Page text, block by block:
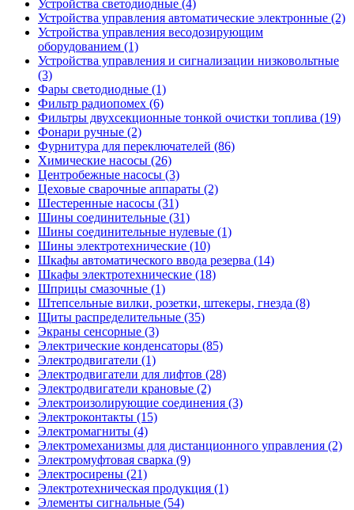
Устройства светодиодные (4)
Устройства управления автоматические электронные (2)
Устройства управления весодозирующим
оборудованием (1)
Устройства управления и сигнализации низковольтные
(3)
Фары светодиодные (1)
Фильтр радиопомех (6)
Фильтры двухсекционные тонкой очистки топлива (19)
Фонари ручные (2)
Фурнитура для переключателей (86)
Химические насосы (26)
Центробежные насосы (3)
Цеховые сварочные аппараты (2)
Шестеренные насосы (31)
Шины соединительные (31)
Шины соединительные нулевые (1)
Шины электротехнические (10)
Шкафы автоматического ввода резерва (14)
Шкафы электротехнические (18)
Шприцы смазочные (1)
Штепсельные вилки, розетки, штекеры, гнезда (8)
Щиты распределительные (35)
Экраны сенсорные (3)
Электрические конденсаторы (85)
Электродвигатели (1)
Электродвигатели для лифтов (28)
Электродвигатели крановые (2)
Электроизолирующие соединения (3)
Электроконтакты (15)
Электромагниты (4)
Электромеханизмы для дистанционного управления (2)
Электромуфтовая сварка (9)
Электросирены (21)
Электротехническая продукция (1)
Элементы сигнальные (54)